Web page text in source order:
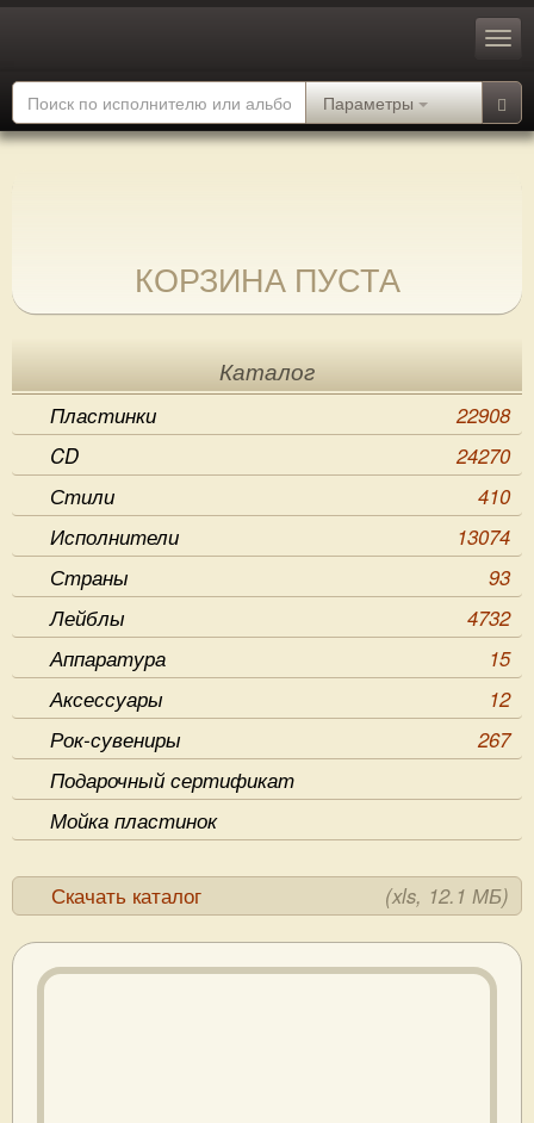
Параметры
КОРЗИНА ПУСТА
Каталог
Пластинки
22908
CD
24270
Стили
410
Исполнители
13074
Страны
93
Лейблы
4732
Аппаратура
15
Аксессуары
12
Рок-сувениры
267
Подарочный сертификат
Мойка пластинок
Скачать каталог (xls, 12.1 МБ)